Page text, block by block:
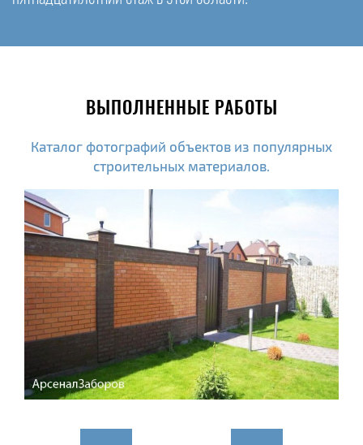
ВЫПОЛНЕННЫЕ РАБОТЫ
Каталог фотографий объектов из популярных
строительных материалов.